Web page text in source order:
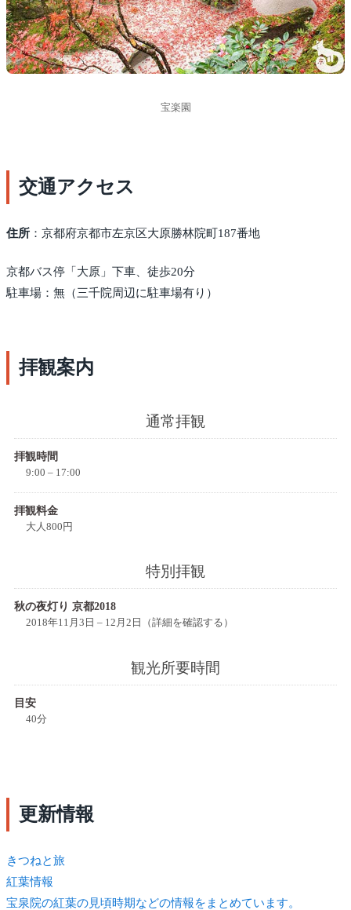
宝楽園
交通アクセス
住所 ：京都府京都市左京区大原勝林院町187番地
京都バス停「大原」下車、徒歩20分
駐車場：無（三千院周辺に駐車場有り）
拝観案内
通常拝観
拝観時間
9:00 – 17:00
拝観料金
大人800円
特別拝観
秋の夜灯り 京都2018
2018年11月3日 – 12月2日（詳細を確認する）
観光所要時間
目安
40分
更新情報
きつねと旅
紅葉情報
宝泉院の紅葉の見頃時期などの情報をまとめています。